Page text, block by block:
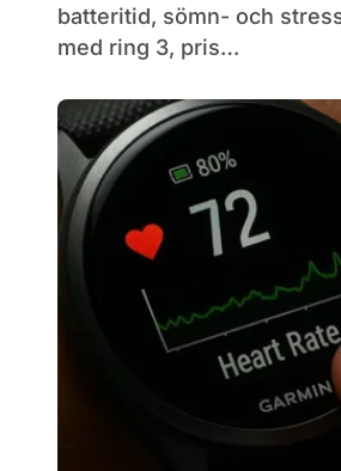
batteritid, sömn- och
med ring 3, pris…